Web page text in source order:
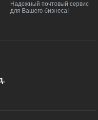
Надежный почтовый сервис
для Вашего бизнеса!